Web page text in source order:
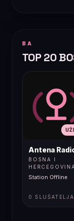
BA
TOP 20
Antena
BOSNA I
Station Offline
0 SLUŠATELJA